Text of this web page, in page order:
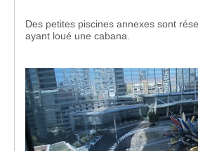
Des petites piscines annexes sont
ayant loué une cabana.